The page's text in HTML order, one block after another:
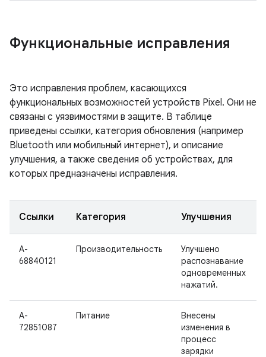
Функциональные исправления
Это исправления проблем, касающихся
функциональных возможностей устройств Pixel. Они не
связаны с уязвимостями в защите. В таблице
приведены ссылки, категория обновления (например
Bluetooth или мобильный интернет), и описание
улучшения, а также сведения об устройствах, для
которых предназначены исправления.
Ссылки Категория Улучшения
A-
68840121
Производительность
Улучшено
распознавание
одновременных
нажатий.
A-
72851087
Питание
Внесены
изменения в
процесс
зарядки